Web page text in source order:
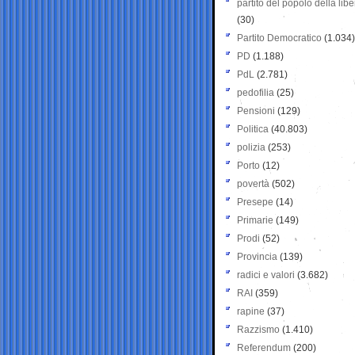
partito del popolo della
(30)
Partito Democratico (1.034)
PD (1.188)
PdL (2.781)
pedofilia (25)
Pensioni (129)
Politica (40.803)
polizia (253)
Porto (12)
povertà (502)
Presepe (14)
Primarie (149)
Prodi (52)
Provincia (139)
radici e valori (3.682)
RAI (359)
rapine (37)
Razzismo (1.410)
Referendum (200)